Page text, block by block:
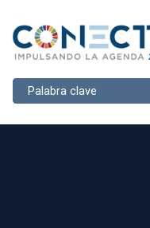
Buscar